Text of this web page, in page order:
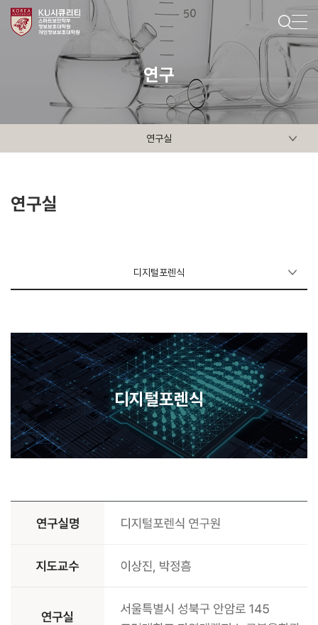
연구
연구실
연구실
디지털포렌식
디지털포렌식